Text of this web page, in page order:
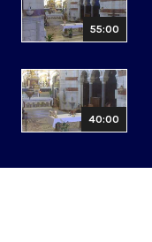
55:00
40:00